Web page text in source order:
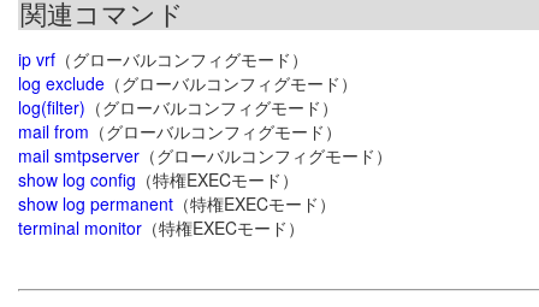
関連コマンド
ip vrf （グローバルコンフィグモード）
log exclude （グローバルコンフィグモード）
log(filter) （グローバルコンフィグモード）
mail from （グローバルコンフィグモード）
mail smtpserver （グローバルコンフィグモード）
show log config （特権EXECモード）
show log permanent （特権EXECモード）
terminal monitor （特権EXECモード）